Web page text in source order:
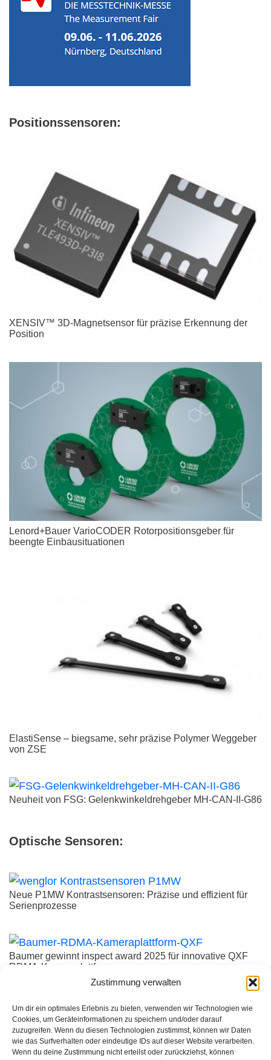
Zustimmung verwalten
Um dir ein optimales Erlebnis zu bieten, verwenden wir Technologien wie
Cookies, um Geräteinformationen zu speichern und/oder darauf
zuzugreifen. Wenn du diesen Technologien zustimmst, können wir Daten
wie das Surfverhalten oder eindeutige IDs auf dieser Website verarbeiten.
Wenn du deine Zustimmung nicht erteilst oder zurückziehst, können
Positionssensoren:
XENSIV™ 3D-Magnetsensor für präzise Erkennung der
Position
Lenord+Bauer VarioCODER Rotorpositionsgeber für
beengte Einbausituationen
ElastiSense – biegsame, sehr präzise Polymer Weggeber
von ZSE
Neuheit von FSG: Gelenkwinkeldrehgeber MH-CAN-II-G86
Optische Sensoren:
Neue P1MW Kontrastsensoren: Präzise und effizient für
Serienprozesse
Baumer gewinnt inspect award 2025 für innovative QXF
RDMA-Kameraplattform
5GigE Vision – Industriekamera für anspruchsvolle
Anwendungen